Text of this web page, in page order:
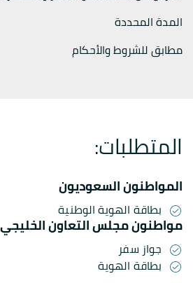
المدة المحددة
مطابق للشروط والأحكام
المتطلبات:
المواطنون السعوديون
بطاقة الهوية الوطنية
مواطنون مجلس التعاون الخليجي
جواز سفر
بطاقة الهوية